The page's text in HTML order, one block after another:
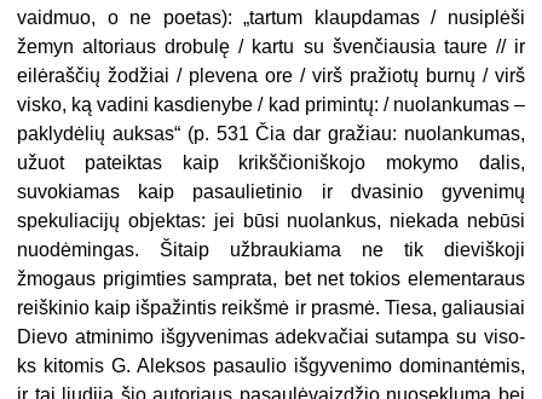
vaid­muo, o ne poetas): „tartum klaupda­mas / nusiplėši
žemyn altoriaus dro­bulę / kartu su švenčiausia taure // ir
eilėraščių žodžiai / plevena ore / virš pražiotų burnų / virš
visko, ką vadini kasdienybe / kad primintų: / nuolanku­mas –
paklydėlių auksas“ (p. 531 Čia dar gražiau: nuolankumas,
užuot pa­teiktas kaip krikščioniškojo mokymo dalis,
suvokiamas kaip pasaulietinio ir dvasinio gyvenimų
spekuliacijų objek­tas: jei būsi nuolankus, niekada nebūsi
nuodėmingas. Šitaip užbraukiama ne tik dieviškoji
žmogaus prigimties samprata, bet net tokios elementaraus
reiš­kinio kaip išpažintis reikšmė ir prasmė. Tiesa, galiausiai
Dievo atminimo išgy­venimas adekvačiai sutampa su viso­
ks kitomis G. Aleksos pasaulio išgy­venimo dominantėmis,
ir tai liudija šio autoriaus pasaulėvaizdžio nuoseklumą bei